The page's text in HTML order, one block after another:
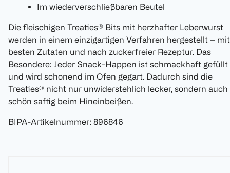
Im wiederverschließbaren Beutel
Die fleischigen Treaties® Bits mit herzhafter Leberwurst
werden in einem einzigartigen Verfahren hergestellt – mit
besten Zutaten und nach zuckerfreier Rezeptur. Das
Besondere: Jeder Snack-Happen ist schmackhaft gefüllt
und wird schonend im Ofen gegart. Dadurch sind die
Treaties® nicht nur unwiderstehlich lecker, sondern auch
schön saftig beim Hineinbeißen.
BIPA-Artikelnummer: 896846